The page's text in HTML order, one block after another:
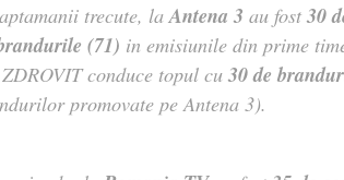
trecute, laAntena 3 au fost 30
(71) in emisiunile din prime
conduce topul cu 30 de
promovate pe Antena 3).